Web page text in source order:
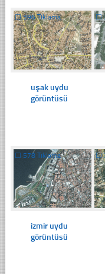
☐396 Tıklama
uşak uydu
görüntüsü
☐
☐ 578 Tıklama
izmir uydu
görüntüsü
☐